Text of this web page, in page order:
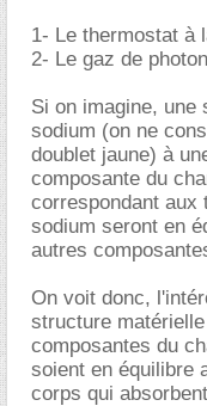
1- Le thermostat à
2- Le gaz de
Si on imagine, une
sodium (on ne
doublet jaune) à
composante du
correspondant aux
sodium seront en
autres
On voit donc,
structure
composantes du
soient en équilibre
corps qui